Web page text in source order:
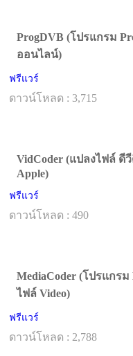
ProgDVB (โปรแกรม
ออนไลน์)
ฟรีแวร์
ดาวน์โหลด : 3,715
VidCoder (แปลงไฟล์
Apple)
ฟรีแวร์
ดาวน์โหลด : 490
MediaCoder (โปรแกร
ไฟล์ Video)
ฟรีแวร์
ดาวน์โหลด : 2,788